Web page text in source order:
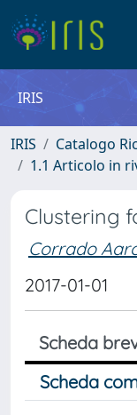
IRIS
IRIS Catalogo
1.1 Articolo in
Clustering
Corrado
2017-01-01
Scheda
Scheda